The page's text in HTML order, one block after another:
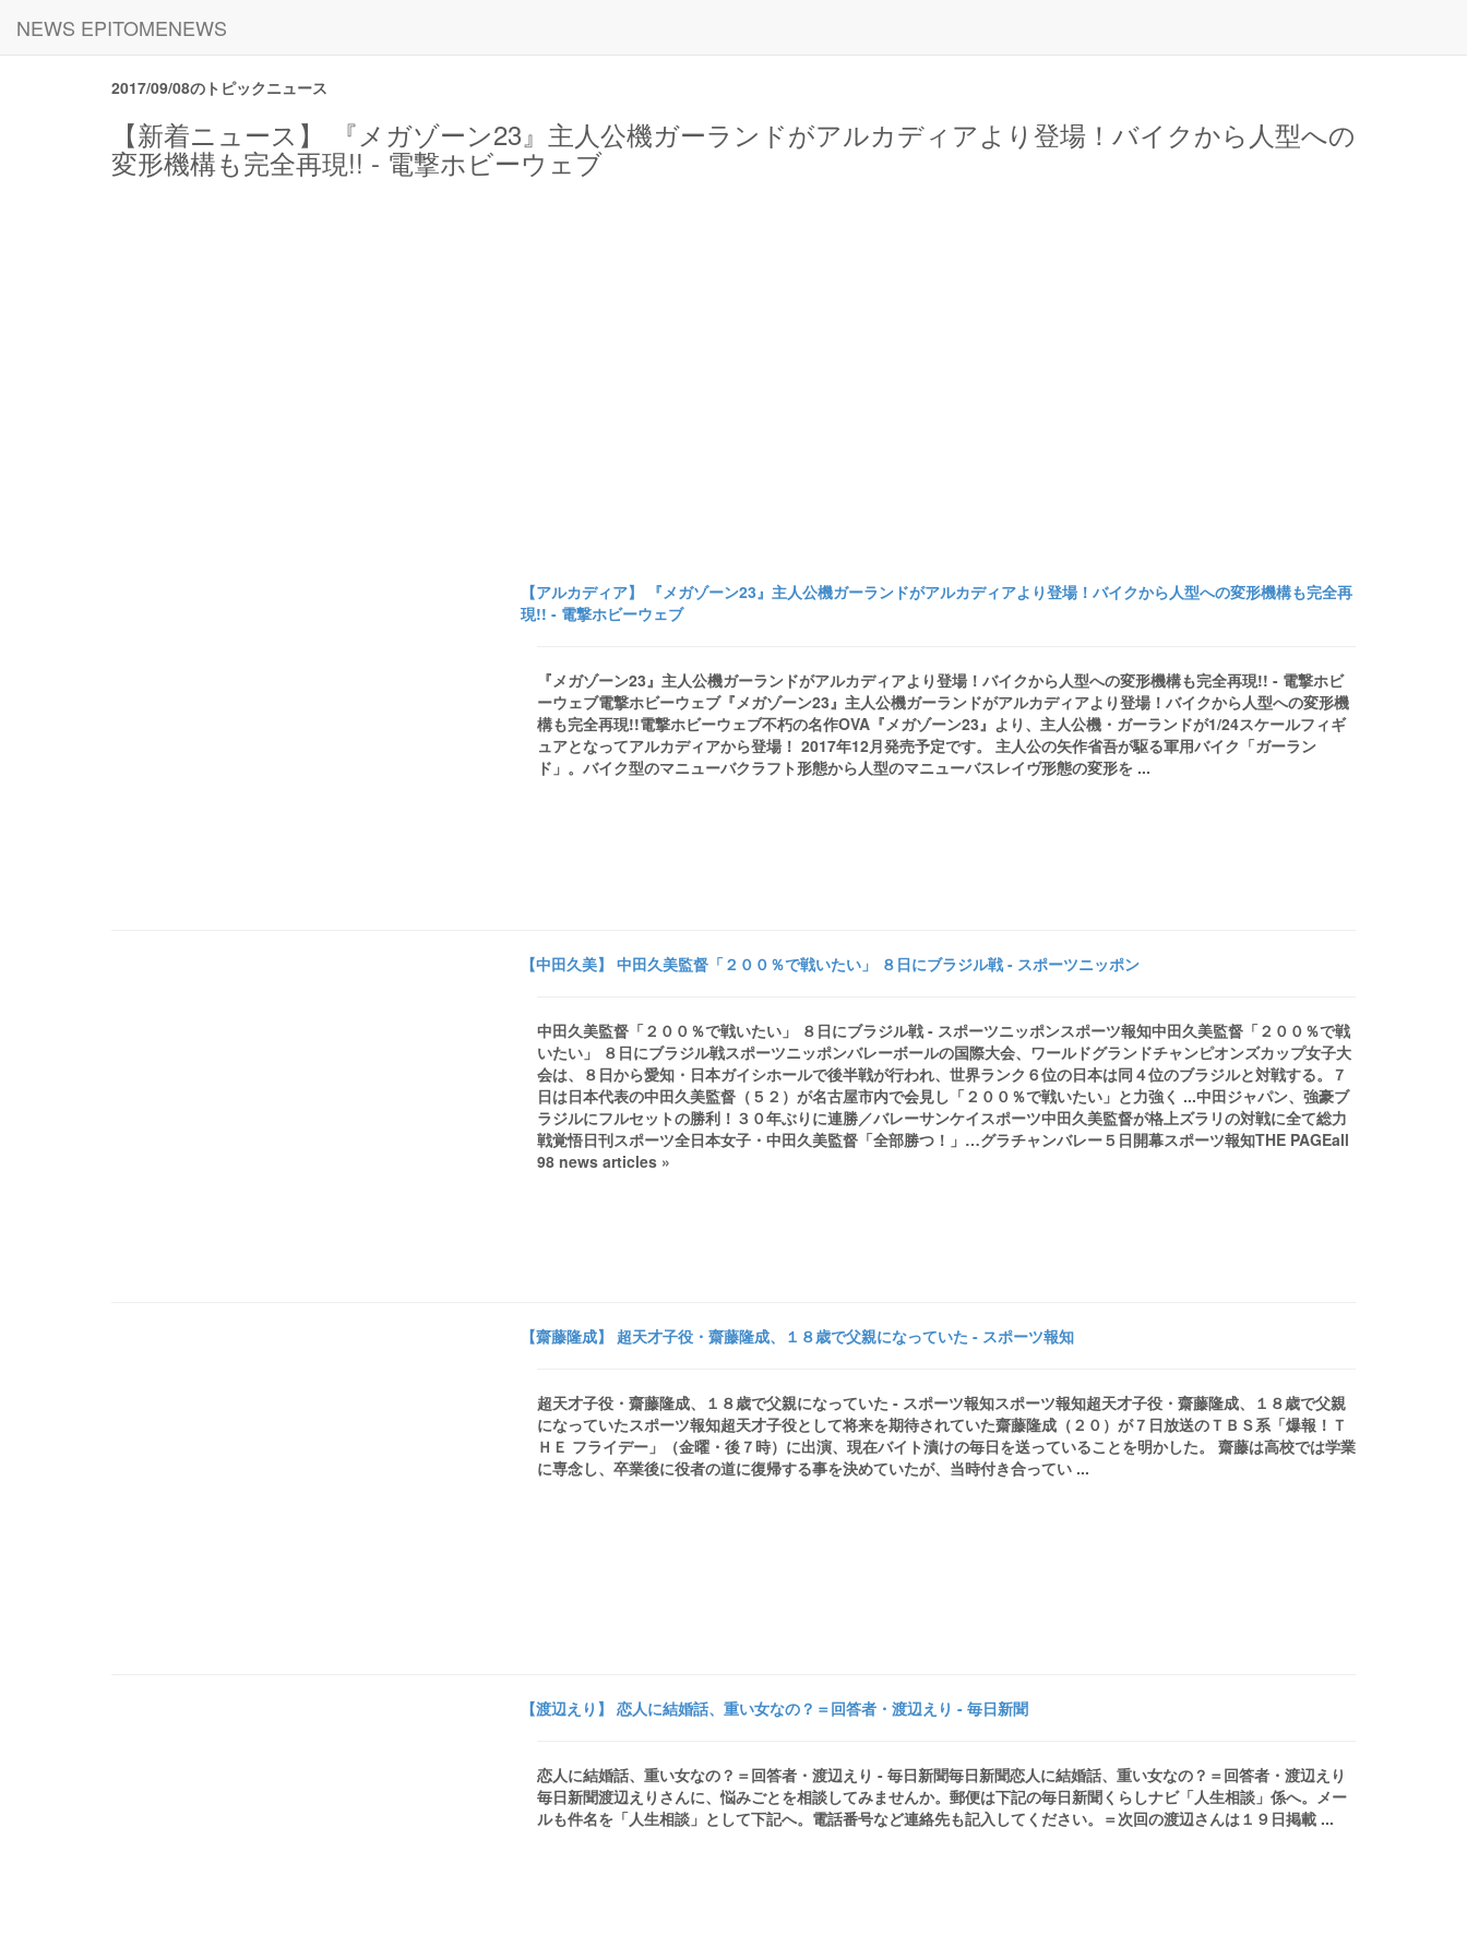
NEWS EPITOMENEWS
2017/09/08のトピックニュース
【新着ニュース】 『メガゾーン23』主人公機ガーランドがアルカディアより登場！バイクから人型への
変形機構も完全再現!! - 電撃ホビーウェブ
【アルカディア】 『メガゾーン23』主人公機ガーランドがアルカディアより登場！バイクから人型への変形機構も完全再
現!! - 電撃ホビーウェブ
『メガゾーン23』主人公機ガーランドがアルカディアより登場！バイクから人型への変形機構も完全再現!! - 電撃ホビ
ーウェブ電撃ホビーウェブ『メガゾーン23』主人公機ガーランドがアルカディアより登場！バイクから人型への変形機
構も完全再現!!電撃ホビーウェブ不朽の名作OVA『メガゾーン23』より、主人公機・ガーランドが1/24スケールフィギ
ュアとなってアルカディアから登場！ 2017年12月発売予定です。 主人公の矢作省吾が駆る軍用バイク「ガーラン
ド」。バイク型のマニューバクラフト形態から人型のマニューバスレイヴ形態の変形を ...
【中田久美】 中田久美監督「２００％で戦いたい」 ８日にブラジル戦 - スポーツニッポン
中田久美監督「２００％で戦いたい」 ８日にブラジル戦 - スポーツニッポンスポーツ報知中田久美監督「２００％で戦
いたい」 ８日にブラジル戦スポーツニッポンバレーボールの国際大会、ワールドグランドチャンピオンズカップ女子大
会は、８日から愛知・日本ガイシホールで後半戦が行われ、世界ランク６位の日本は同４位のブラジルと対戦する。７
日は日本代表の中田久美監督（５２）が名古屋市内で会見し「２００％で戦いたい」と力強く ...中田ジャパン、強豪ブ
ラジルにフルセットの勝利！３０年ぶりに連勝／バレーサンケイスポーツ中田久美監督が格上ズラリの対戦に全て総力
戦覚悟日刊スポーツ全日本女子・中田久美監督「全部勝つ！」…グラチャンバレー５日開幕スポーツ報知THE PAGEall
98 news articles »
【齋藤隆成】 超天才子役・齋藤隆成、１８歳で父親になっていた - スポーツ報知
超天才子役・齋藤隆成、１８歳で父親になっていた - スポーツ報知スポーツ報知超天才子役・齋藤隆成、１８歳で父親
になっていたスポーツ報知超天才子役として将来を期待されていた齋藤隆成（２０）が７日放送のＴＢＳ系「爆報！Ｔ
ＨＥ フライデー」（金曜・後７時）に出演、現在バイト漬けの毎日を送っていることを明かした。 齋藤は高校では学業
に専念し、卒業後に役者の道に復帰する事を決めていたが、当時付き合ってい ...
【渡辺えり】 恋人に結婚話、重い女なの？＝回答者・渡辺えり - 毎日新聞
恋人に結婚話、重い女なの？＝回答者・渡辺えり - 毎日新聞毎日新聞恋人に結婚話、重い女なの？＝回答者・渡辺えり
毎日新聞渡辺えりさんに、悩みごとを相談してみませんか。郵便は下記の毎日新聞くらしナビ「人生相談」係へ。メー
ルも件名を「人生相談」として下記へ。電話番号など連絡先も記入してください。＝次回の渡辺さんは１９日掲載 ...